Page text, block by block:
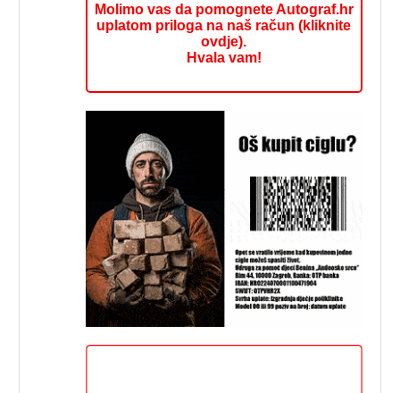
Molimo vas da pomognete Autograf.hr
uplatom priloga na naš račun (kliknite
ovdje).
Hvala vam!